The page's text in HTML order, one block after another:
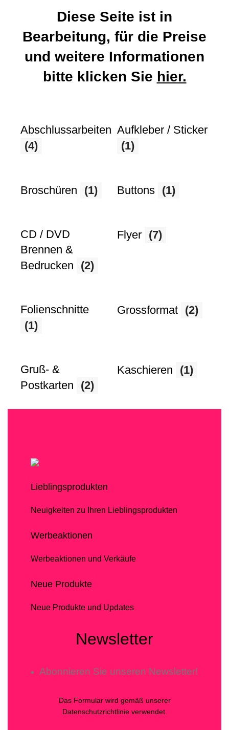
Diese Seite ist in
Bearbeitung, für die Preise
und weitere Informationen
bitte klicken Sie hier.
Abschlussarbeiten
(4)
Aufkleber / Sticker
(1)
Broschüren (1) Buttons (1)
CD / DVD
Brennen &
Bedrucken
(2)
Flyer (7)
Folienschnitte
(1)
Grossformat (2)
Gruß- &
Postkarten
(2)
Kaschieren (1)
Lieblingsprodukten
Neuigkeiten zu Ihren Lieblingsprodukten
Werbeaktionen
Werbeaktionen und Verkäufe
Neue Produkte
Neue Produkte und Updates
Newsletter
Abonnieren Sie unseren Newsletter!
Das Formular wird gemäß unserer
Datenschutzrichtlinie verwendet.